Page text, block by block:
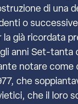
di una
o
già ricordata
anni Set-
notare
che
che il loro